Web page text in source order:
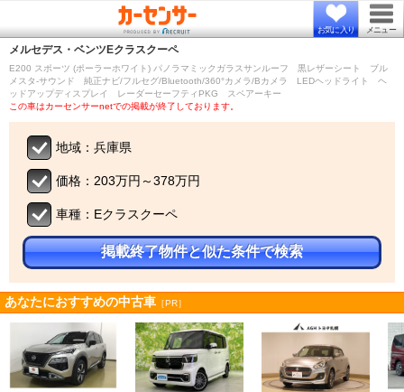
お気に入り メニュー
メルセデス・ベンツEクラスクーペ
E200 スポーツ (ポーラーホワイト) パノラマミックガラスサンルーフ 黒レザーシート ブル
メスタ-サウンド 純正ナビ/フルセグ/Bluetooth/360°カメラ/Bカメラ LEDヘッドライト ヘ
ッドアップディスプレイ レーダーセーフティPKG スペアーキー
この車はカーセンサーnetでの掲載が終了しております。
地域：兵庫県
価格：203万円～378万円
車種：Eクラスクーペ
掲載終了物件と似た条件で検索
あなたにおすすめの中古車 ［PR］